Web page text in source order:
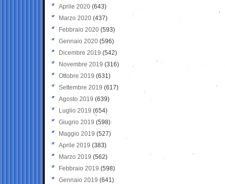
Aprile 2020 (643)
Marzo 2020 (437)
Febbraio 2020 (593)
Gennaio 2020 (596)
Dicembre 2019 (542)
Novembre 2019 (316)
Ottobre 2019 (631)
Settembre 2019 (617)
Agosto 2019 (639)
Luglio 2019 (654)
Giugno 2019 (598)
Maggio 2019 (527)
Aprile 2019 (383)
Marzo 2019 (562)
Febbraio 2019 (598)
Gennaio 2019 (641)